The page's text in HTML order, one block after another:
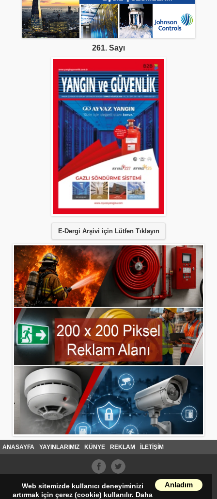
261. Sayı
E-Dergi Arşivi için Lütfen Tıklayın
Anladım
Web sitemizde kullanıcı deneyiminizi
artırmak için çerez (cookie) kullanılır. Daha
ANASAYFA YAYINLARIMIZ KÜNYE REKLAM İLETİŞİM